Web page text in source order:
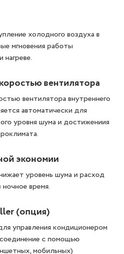
холодного воздуха в
мгновения работы
вентилятора
вентилятора внутреннего
автоматически для
уровня шума и достижениия
экономии
уровень шума и расход
время.
(опция)
управления кондиционером
с помощью
мобильных)